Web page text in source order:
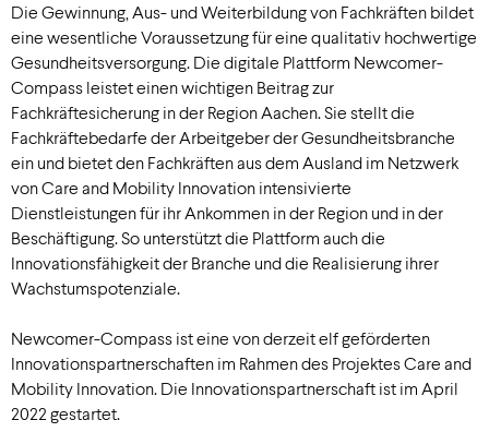
Die Gewinnung, Aus- und Weiterbildung von Fachkräften bildet
eine wesentliche Voraussetzung für eine qualitativ hochwertige
Gesundheitsversorgung. Die digitale Plattform Newcomer-
Compass leistet einen wichtigen Beitrag zur
Fachkräftesicherung in der Region Aachen. Sie stellt die
Fachkräftebedarfe der Arbeitgeber der Gesundheitsbranche
ein und bietet den Fachkräften aus dem Ausland im Netzwerk
von Care and Mobility Innovation intensivierte
Dienstleistungen für ihr Ankommen in der Region und in der
Beschäftigung. So unterstützt die Plattform auch die
Innovationsfähigkeit der Branche und die Realisierung ihrer
Wachstumspotenziale.
Newcomer-Compass ist eine von derzeit elf geförderten
Innovationspartnerschaften im Rahmen des Projektes Care and
Mobility Innovation. Die Innovationspartnerschaft ist im April
2022 gestartet.